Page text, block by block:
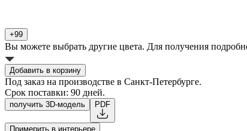
+99
Вы можете выбрать другие цвета. Для получения
Добавить в корзину
Под заказ на производстве в Санкт-Петербурге.
Срок поставки: 90 дней.
получить 3D-модель PDF
Примерить в интерьере